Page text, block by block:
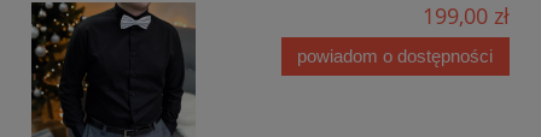
199,00 zł
powiadom o dostępności